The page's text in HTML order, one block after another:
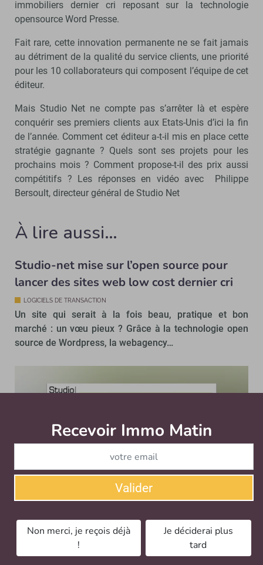
immobiliers dernier cri reposant sur la technologie
opensource Word Presse.
Fait rare, cette innovation permanente ne se fait jamais
au détriment de la qualité du service clients, une priorité
pour les 10 collaborateurs qui composent l’équipe de cet
éditeur.
Mais Studio Net ne compte pas s’arrêter là et espère
conquérir ses premiers clients aux Etats-Unis d’ici la fin
de l’année. Comment cet éditeur a-t-il mis en place cette
stratégie gagnante ? Quels sont ses projets pour les
prochains mois ? Comment propose-t-il des prix aussi
compétitifs ? Les réponses en vidéo avec Philippe
Bersoult, directeur général de Studio Net
À lire aussi…
Studio-net mise sur l’open source pour
lancer des sites web low cost dernier cri
LOGICIELS DE TRANSACTION
Un site qui serait à la fois beau, pratique et bon
marché : un vœu pieux ? Grâce à la technologie open
source de Wordpress, la webagency…
4 min 30 avec Jacques Bigand, président
Recevoir Immo Matin
Valider
Non merci, je reçois déjà
!
Je déciderai plus
tard